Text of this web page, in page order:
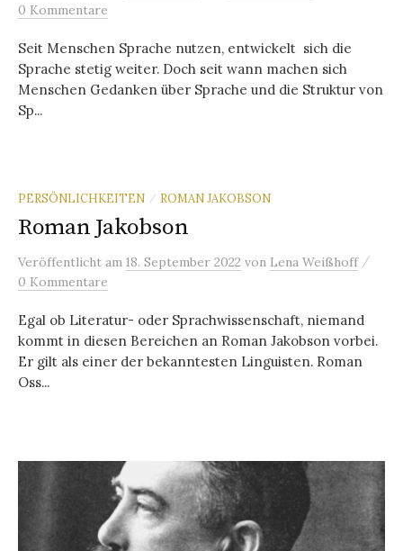
0 Kommentare
Seit Menschen Sprache nutzen, entwickelt sich die
Sprache stetig weiter. Doch seit wann machen sich
Menschen Gedanken über Sprache und die Struktur von
Sp...
PERSÖNLICHKEITEN / ROMAN JAKOBSON
Roman Jakobson
Veröffentlicht am 18. September 2022 von Lena Weißhoff /
0 Kommentare
Egal ob Literatur- oder Sprachwissenschaft, niemand
kommt in diesen Bereichen an Roman Jakobson vorbei.
Er gilt als einer der bekanntesten Linguisten. Roman
Oss...